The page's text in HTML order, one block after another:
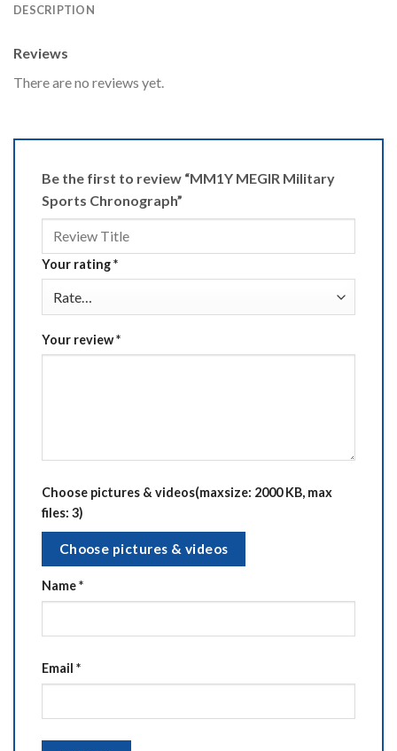
DESCRIPTION
Reviews
There are no reviews yet.
Be the first to review “MM1Y MEGIR Military
Sports Chronograph”
Your rating*
Your review*
Choose pictures & videos(maxsize: 2000 KB, max
files: 3)
Choose pictures & videos
Name*
Email *